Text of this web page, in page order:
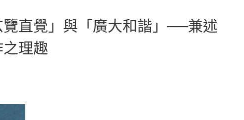
直覺」與「廣大和諧」──兼述
理趣